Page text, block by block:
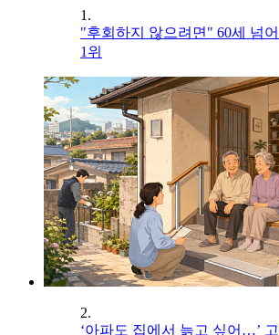
1.
"후회하지 않으려면" 60세 넘
1위
2.
‘아파도 집에서 늙고 싶어…’